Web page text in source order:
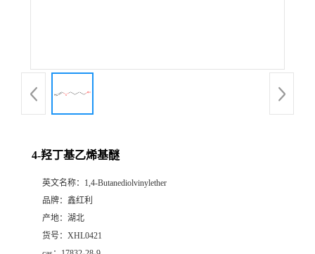
4-羟丁基乙烯基醚
英文名称： 1,4-Butanediolvinylether
品牌： 鑫红利
产地： 湖北
货号： XHL0421